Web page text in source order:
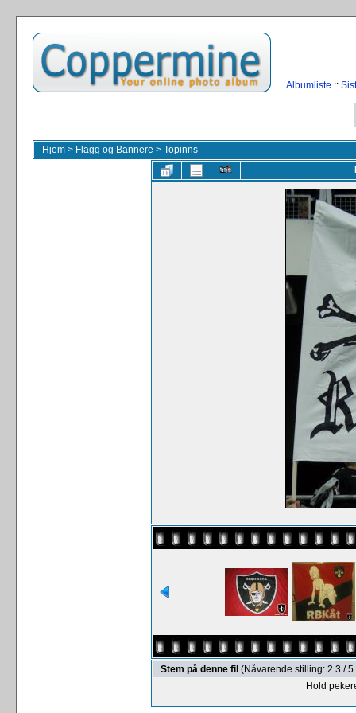
Albumliste ::
Hjem > Flagg og Bannere > Topinns
Stem på denne fil (Nåvarende stilling: 2.3 /
Hold